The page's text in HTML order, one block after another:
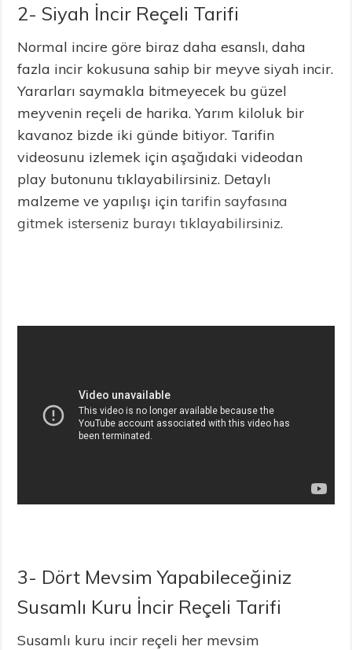
2- Siyah İncir Reçeli Tarifi
Normal incire göre biraz daha esanslı, daha
fazla incir kokusuna sahip bir meyve siyah incir.
Yararları saymakla bitmeyecek bu güzel
meyvenin reçeli de harika. Yarım kiloluk bir
kavanoz bizde iki günde bitiyor. Tarifin
videosunu izlemek için aşağıdaki videodan
play butonunu tıklayabilirsiniz. Detaylı
malzeme ve yapılışı içintarifin sayfasına
gitmek isterseniz burayı tıklayabilirsiniz.
3- Dört Mevsim Yapabileceğiniz
Susamlı Kuru İncir Reçeli Tarifi
Susamlı kuru incir reçeli her mevsim